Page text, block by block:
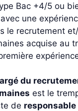
Bac +4/5 ou
une
le recrutement
acquise au
du
est le
de responsable